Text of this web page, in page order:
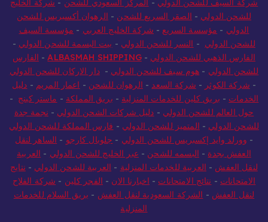
شركة السيف للشحن الدولي - المركز السعودي للشحن - شركة الخليج
للشحن الدولي - الصقر السريع للشحن - الرهوان أكسبريس للشحن
الدولي - مؤسسة السريع - شركة الخليج العربي - مؤسسة السيف
للشحن الدولي - النسر للشحن الدولي - بيت البسمة للشحن الدولي -
الفارس الذهبي للشحن الدولي -
ALBASMAH SHIPPING
- الفارس
للشحن الدولي - هوم سيف للشحن الدولي -دار الاركان للشحن الدولي
- شركة الكوثر - شركة السعد - الرهوان للشحن - اعمار المريم - دليل
الخدمات - بريق كلين للخدمات المنزلية - بريق المملكة - ماستر كينج -
حول العالم للشحن الدولي - دليل شركات الشحن الدولي - نجمة جدة
للشحن الدولي - المتميز للشحن الدولي - فارس المملكة للشحن الدولي
- وورلد وايد إكسبريس للشحن الدولي - جلوبال كارجو - الساهر لنقل
العفش بجدة - البسمه للشحن - عبر الخليج للشحن الدولي - العربية
لنقل العفش - العربية للخدمات المنزلية - العربية للشحن الدولي - نتايج
الامتحانات - نتائج الامتحانات - اخبارنا الان - الفجر كلين - شركة الفلاح
لنقل العفش - الشركة السعودية لنقل العفش - بريق السلام للخدمات
المنزلية